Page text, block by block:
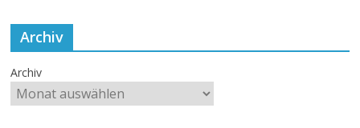
Archiv
Archiv